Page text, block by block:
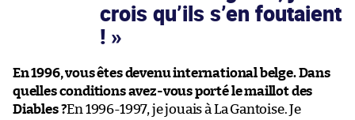
crois qu’ils s’en foutaient
!
En 1996, vous êtes devenu international belge. Dans
quelles conditions avez-vous porté le maillot des
Diables ?En 1996-1997, je jouais à La Gantoise. Je